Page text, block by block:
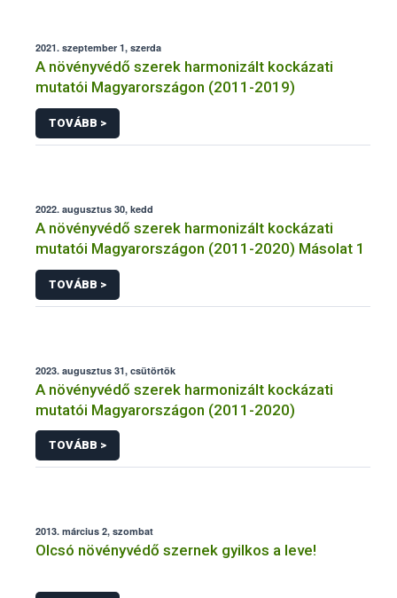
2021. szeptember 1, szerda
A növényvédő szerek harmonizált kockázati
mutatói Magyarországon (2011-2019)
TOVÁBB >
2022. augusztus 30, kedd
A növényvédő szerek harmonizált kockázati
mutatói Magyarországon (2011-2020) Másolat 1
TOVÁBB >
2023. augusztus 31, csütörtök
A növényvédő szerek harmonizált kockázati
mutatói Magyarországon (2011-2020)
TOVÁBB >
2013. március 2, szombat
Olcsó növényvédő szernek gyilkos a leve!